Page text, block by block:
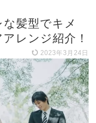
髪型でキメ
レンジ紹介！
2023年3月24日